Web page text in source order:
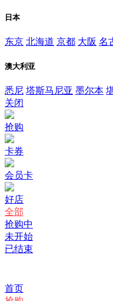
日本
东京 北海道 京都 大阪 名
澳大利亚
悉尼 塔斯马尼亚 墨尔本
关闭
抢购
卡券
会员卡
好店
全部
抢购中
未开始
已结束
首页